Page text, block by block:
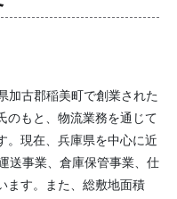
加古郡稲美町で創業された
のもと、物流業務を通じて
。現在、兵庫県を中心に近
送事業、倉庫保管事業、仕
ます。また、総敷地面積